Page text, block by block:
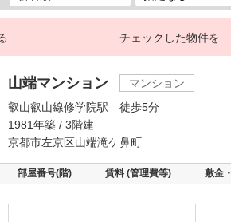
チェックした物件を
山端マンション
マンション
叡山叡山線修学院駅 徒歩5分
1981年築 / 3階建
京都市左京区山端滝ケ鼻町
部屋番号(階) 賃料 (管理費等) 敷金